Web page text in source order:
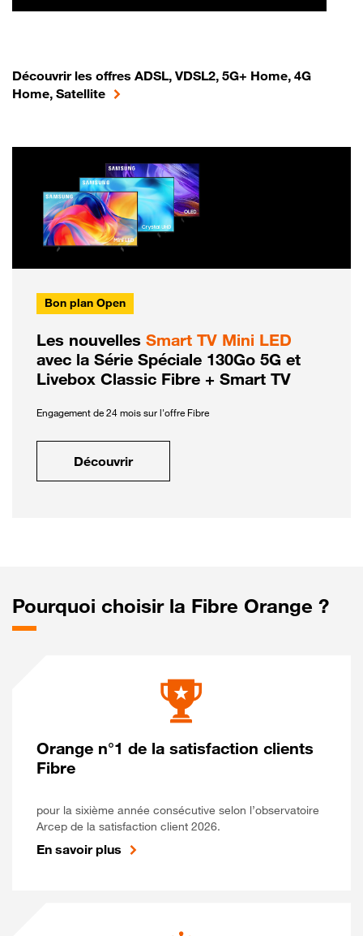
Découvrir les offres ADSL, VDSL2, 5G+ Home, 4G
Home, Satellite
Bon plan Open
Les nouvelles Smart TV Mini LED
avec la Série Spéciale 130Go 5G et
Livebox Classic Fibre + Smart TV
Engagement de 24 mois sur l'offre Fibre
Découvrir
Pourquoi choisir la Fibre Orange ?
Orange n°1 de la satisfaction clients
Fibre
pour la sixième année consécutive selon l’observatoire
Arcep de la satisfaction client 2026.
En savoir plus